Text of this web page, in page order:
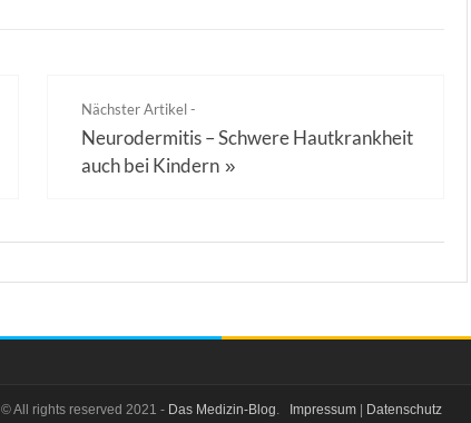
Nächster Artikel -
Neurodermitis – Schwere Hautkrankheit
auch bei Kindern »
© All rights reserved 2021 - Das Medizin-Blog. Impressum Datenschutz